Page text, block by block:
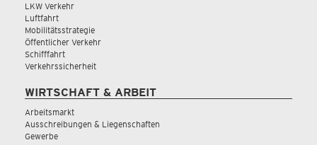
LKW Verkehr
Luftfahrt
Mobilitätsstrategie
Öffentlicher Verkehr
Schifffahrt
Verkehrssicherheit
WIRTSCHAFT & ARBEIT
Arbeitsmarkt
Ausschreibungen & Liegenschaften
Gewerbe